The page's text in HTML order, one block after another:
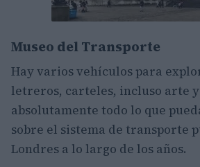
Museo del Transporte
Hay varios vehículos para
letreros, carteles, incluso arte
absolutamente todo lo que
sobre el sistema de transporte
Londres a lo largo de los años.